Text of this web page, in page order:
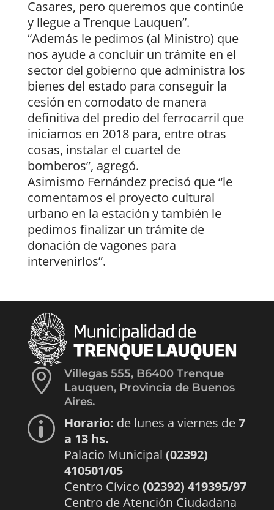
Casares, pero queremos que continúe
y llegue a Trenque Lauquen”.
“Además le pedimos (al Ministro) que
nos ayude a concluir un trámite en el
sector del gobierno que administra los
bienes del estado para conseguir la
cesión en comodato de manera
definitiva del predio del ferrocarril que
iniciamos en 2018 para, entre otras
cosas, instalar el cuartel de
bomberos”, agregó.
Asimismo Fernández precisó que “le
comentamos el proyecto cultural
urbano en la estación y también le
pedimos finalizar un trámite de
donación de vagones para
intervenirlos”.

Villegas 555, B6400 Trenque
Lauquen, Provincia de Buenos
Aires.
p Horario: de lunes a viernes de7
a 13 hs.
Palacio Municipal (02392)
410501/05
Centro Cívico (02392) 419395/97
Centro de Atención Ciudadana